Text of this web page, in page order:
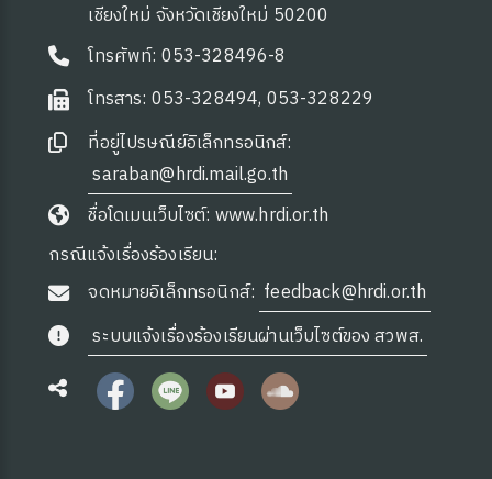
เชียงใหม่ จังหวัดเชียงใหม่ 50200
โทรศัพท์: 053-328496-8
โทรสาร: 053-328494, 053-328229
ที่อยู่ไปรษณีย์อิเล็กทรอนิกส์:
saraban@hrdi.mail.go.th
ชื่อโดเมนเว็บไซต์: www.hrdi.or.th
กรณีแจ้งเรื่องร้องเรียน:
จดหมายอิเล็กทรอนิกส์: feedback@hrdi.or.th
ระบบแจ้งเรื่องร้องเรียนผ่านเว็บไซต์ของ สวพส.